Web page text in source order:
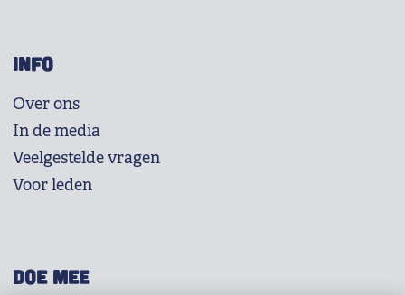
INFO
Over ons
In de media
Veelgestelde vragen
Voor leden
DOE MEE